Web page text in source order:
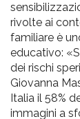
rivolte ai
familiare è
educativo:
dei rischi
Giovanna
Italia il 58%
immagini a